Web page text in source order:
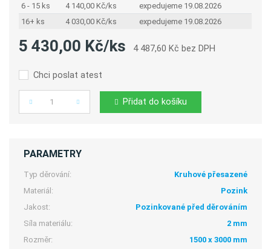
6 - 15 ks
4 140,00 Kč/ks
expedujeme 19.08.2026
16+ ks
4 030,00 Kč/ks expedujeme 19.08.2026
5 430,00 Kč/ks 4 487,60 Kč bez DPH
Chci poslat atest
Počet Přidat do košíku
PARAMETRY
Typ děrování:
Kruhové přesazené
Materiál:
Pozink
Jakost:
Pozinkované před děrováním
Síla materiálu:
2 mm
Rozměr:
1500 x 3000 mm